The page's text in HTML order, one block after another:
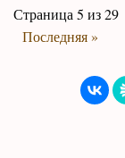
Страница 5 из 29
Последняя »